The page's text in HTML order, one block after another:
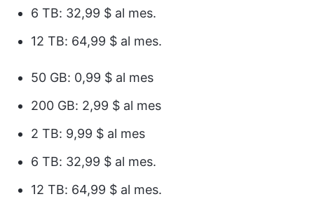
6 TB: 32,99 $ al mes.
12 TB: 64,99 $ al mes.
50 GB: 0,99 $ al mes
200 GB: 2,99 $ al mes
2 TB: 9,99 $ al mes
6 TB: 32,99 $ al mes.
12 TB: 64,99 $ al mes.